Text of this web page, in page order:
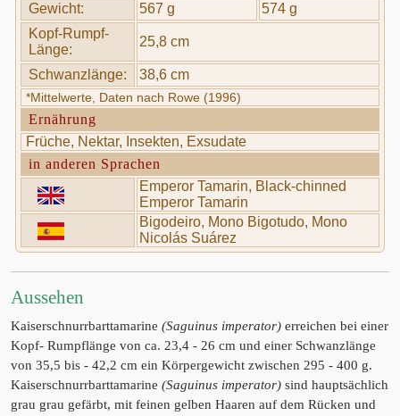
Gewicht: 567 g
574 g
Kopf-Rumpf-
Länge:
25,8 cm
Schwanzlänge: 38,6 cm
*Mittelwerte, Daten nach Rowe (1996)
Ernährung
Früche, Nektar, Insekten, Exsudate
in anderen Sprachen
Emperor Tamarin, Black-chinned
Emperor Tamarin
Bigodeiro, Mono Bigotudo, Mono
Nicolás Suárez
Aussehen
Kaiserschnurrbarttamarine (Saguinus imperator) erreichen bei einer
Kopf- Rumpflänge von ca. 23,4 - 26 cm und einer Schwanzlänge
von 35,5 bis - 42,2 cm ein Körpergewicht zwischen 295 - 400 g.
Kaiserschnurrbarttamarine (Saguinus imperator) sind hauptsächlich
grau grau gefärbt, mit feinen gelben Haaren auf dem Rücken und